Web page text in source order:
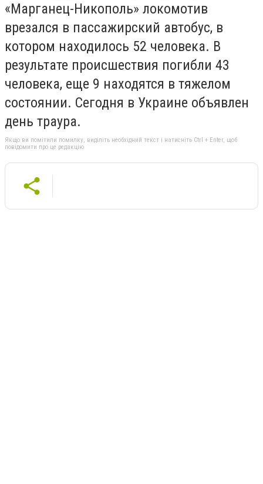
«Марганец-Никополь» локомотив
врезался в пассажирский автобус, в
котором находилось 52 человека. В
результате происшествия погибли 43
человека, еще 9 находятся в тяжелом
состоянии. Сегодня в Украине объявлен
день траура.
Якщо ви помітили помилку, виділіть необхідний текст і натисніть Ctrl + Enter, щоб
повідомити про це редакцію